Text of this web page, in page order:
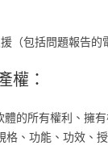
（包括問題報告
權：
體的所有權利、擁
格、功能、功效、